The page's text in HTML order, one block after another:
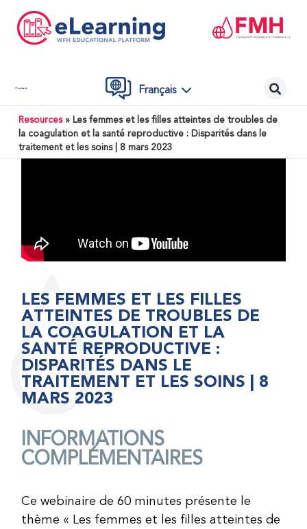
Contact Français
Resources» Les femmes et les filles atteintes de troubles de
la coagulation et la santé reproductive : Disparités dans le
traitement et les soins | 8 mars 2023
LES FEMMES ET LES FILLES
ATTEINTES DE TROUBLES DE
LA COAGULATION ET LA
SANTÉ REPRODUCTIVE :
DISPARITÉS DANS LE
TRAITEMENT ET LES SOINS | 8
MARS 2023
INFORMATIONS
COMPLÉMENTAIRES
Ce webinaire de 60 minutes présente le
thème « Les femmes et les filles atteintes de